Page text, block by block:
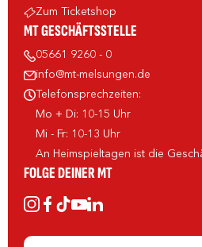
Zum Ticketshop
MT GESCHÄFTSSTELLE
05661 9260 - 0
info@mt-melsungen.de
Telefonsprechzeiten:
Mo + Di: 10-15 Uhr
Mi - Fr: 10-13 Uhr
An Heimspieltagen ist die
FOLGE DEINER MT